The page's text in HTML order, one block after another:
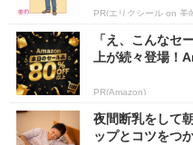
PR(エリクシール on 美
「え、こんなセ
上が続々登場！
PR(Amazon)
夜間断乳をして
ップとコツをつ